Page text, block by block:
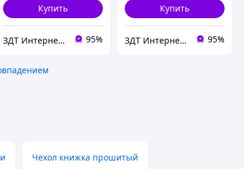
Купить
ЗДТ Интернет - магазин Запчастей и аксессуаров Для Телефонов 95%
Купить
ЗДТ Интернет - магазин Запчастей и аксессуаров Для Телефонов 95%
Чехол книжка прошитый